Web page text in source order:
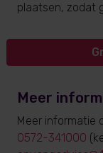
plaatsen, zodat
Meer
Meer informatie
0572-341000